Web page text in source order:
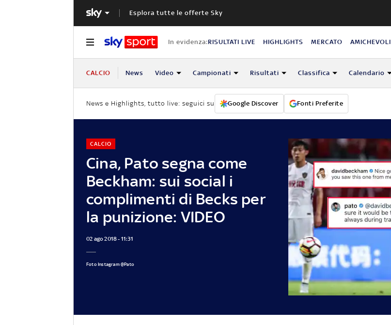
Esplora tutte le offerte Sky
In evidenza:RISULTATI LIVE HIGHLIGHTS MERCATO AMICHEVOLI
CALCIO News Video Campionati Risultati Classifica Calendario
News e Highlights, tutto live: seguici su Google Discover Fonti Preferite
Cina, Pato segna come
Beckham: sui social i
complimenti di Becks per
la punizione: VIDEO
CALCIO
02 ago 2018 - 11:31
Foto Instagram @Pato